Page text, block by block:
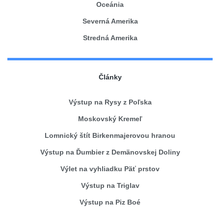
Oceánia
Severná Amerika
Stredná Amerika
Články
Výstup na Rysy z Poľska
Moskovský Kremeľ
Lomnický štít Birkenmajerovou hranou
Výstup na Ďumbier z Demänovskej Doliny
Výlet na vyhliadku Päť prstov
Výstup na Triglav
Výstup na Piz Boé